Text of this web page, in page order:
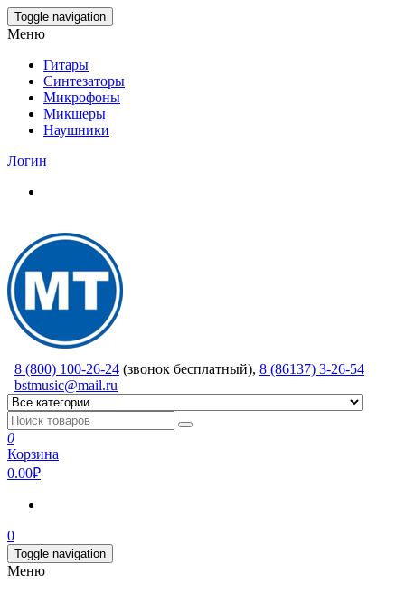
Skip
to
content
Toggle navigation
Меню
Гитары
Синтезаторы
Микрофоны
Микшеры
Наушники
Логин
8 (800) 100-26-24 (звонок бесплатный), 8 (86137) 3-26-54
bstmusic@mail.ru
0
Корзина
0.00₽
0
Toggle navigation
Меню